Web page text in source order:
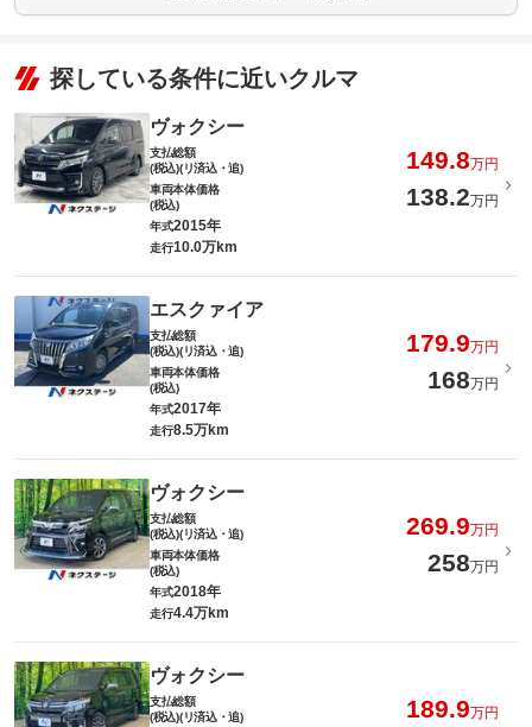
探している条件に近いクルマ
ヴォクシー
支払総額
(税込)(リ済込・追)
149.8万円
車両本体価格
(税込)
138.2万円
年式2015年
走行10.0万km
エスクァイア
支払総額
(税込)(リ済込・追)
179.9万円
車両本体価格
(税込)
168万円
年式2017年
走行8.5万km
ヴォクシー
支払総額
(税込)(リ済込・追)
269.9万円
車両本体価格
(税込)
258万円
年式2018年
走行4.4万km
ヴォクシー
支払総額
(税込)(リ済込・追)
189.9万円